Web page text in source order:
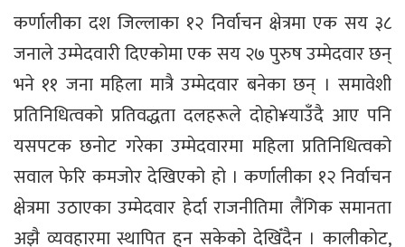
कर्णालीका दश जिल्लाका १२ निर्वाचन क्षेत्रमा एक सय ३८
जनाले उम्मेदवारी दिएकोमा एक सय २७ पुरुष उम्मेदवार छन्
भने ११ जना महिला मात्रै उम्मेदवार बनेका छन् । समावेशी
प्रतिनिधित्वको प्रतिवद्धता दलहरूले दोहो¥याउँदै आए पनि
यसपटक छनोट गरेका उम्मेदवारमा महिला प्रतिनिधित्वको
सवाल फेरि कमजोर देखिएको हो । कर्णालीका १२ निर्वाचन
क्षेत्रमा उठाएका उम्मेदवार हेर्दा राजनीतिमा लैंगिक समानता
अझै व्यवहारमा स्थापित हुन सकेको देखिँदैन । कालीकोट,